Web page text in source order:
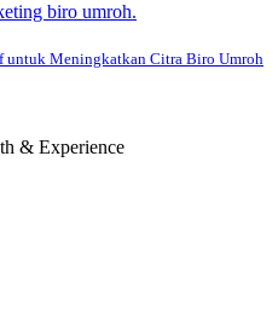
Meningkatkan Citra Biro Umroh
& Experience